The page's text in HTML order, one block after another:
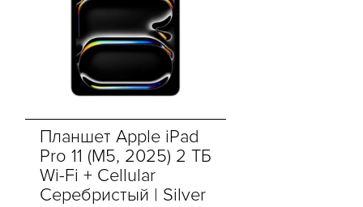
Планшет Apple iPad
Pro 11 (M5, 2025) 2 ТБ
Wi-Fi + Cellular
Серебристый | Silver